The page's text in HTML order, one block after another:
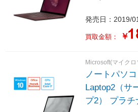
Core i7 /
/メモリ：
発売日：2019/
買取金額： ￥
Microsoft(マイクロ
ノートパソ
Laptop2（サ
プ2） プラチ